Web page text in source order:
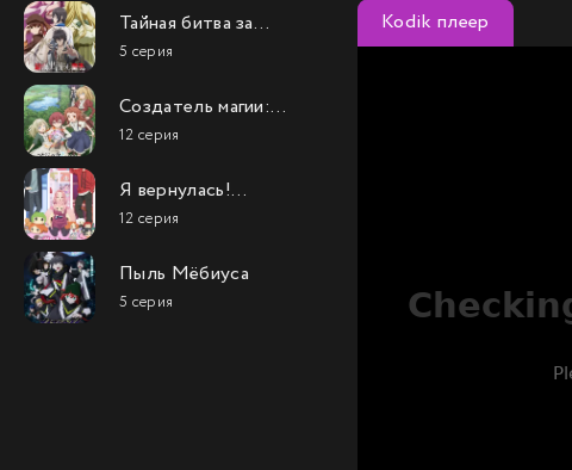
Тайная битва за
престол
сильнейшего
5 серия
Создатель магии:
Как создать
волшебство в
12 серия
Я вернулась!
Надеюсь, не
слишком помешаю
12 серия
Пыль Мёбиуса
5 серия
Kodik плеер